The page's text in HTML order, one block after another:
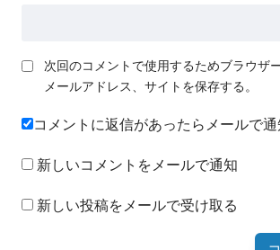
次回のコメントで使用するためブラウザ
メールアドレス、サイトを保存する。
コメントに返信があったらメールで通
新しいコメントをメールで通知
新しい投稿をメールで受け取る